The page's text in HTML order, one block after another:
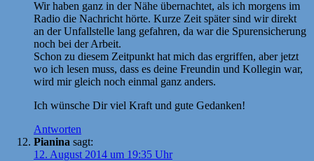
Wir haben ganz in der Nähe übernachtet, als ich morgens im
Radio die Nachricht hörte. Kurze Zeit später sind wir direkt
an der Unfallstelle lang gefahren, da war die Spurensicherung
noch bei der Arbeit.
Schon zu diesem Zeitpunkt hat mich das ergriffen, aber jetzt
wo ich lesen muss, dass es deine Freundin und Kollegin war,
wird mir gleich noch einmal ganz anders.
Ich wünsche Dir viel Kraft und gute Gedanken!
Antworten
Pianina sagt:
12. August 2014 um 19:35 Uhr